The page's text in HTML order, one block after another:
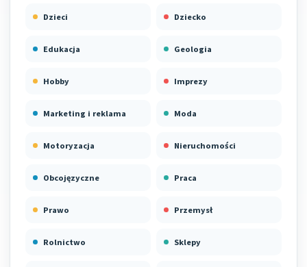
Dzieci Dziecko
Edukacja Geologia
Hobby Imprezy
Marketing i reklama Moda
Motoryzacja Nieruchomości
Obcojęzyczne Praca
Prawo Przemysł
Rolnictwo Sklepy